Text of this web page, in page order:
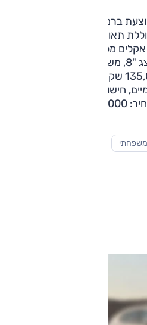
ברמת גימור בסיסית
תאורת לד, חישוקים קלים
אקלים מפוצלת עם פתחי מיזוג
לאחור, אותה מולטימדיה עם צג "8, משטח טעינה לסלולרי,
מפתח חכם ועוד; המחיר 135,000 שקלים. ברמת הגימור